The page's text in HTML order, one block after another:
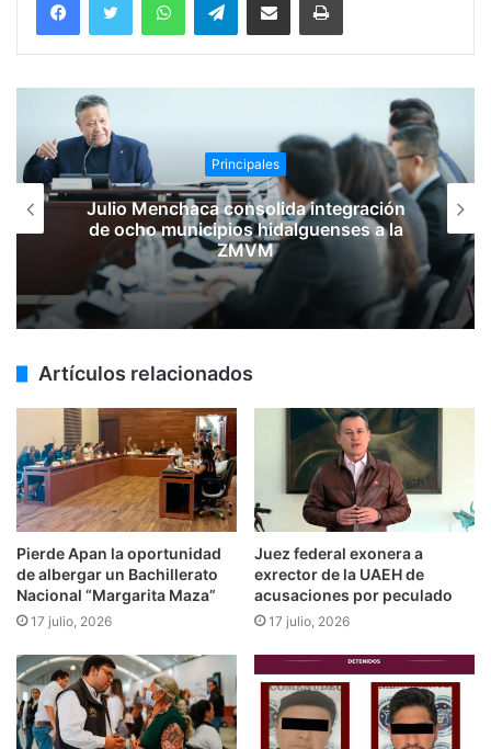
Principales
Julio Menchaca consolida integración
de ocho municipios hidalguenses a la
ZMVM
Artículos relacionados
Pierde Apan la oportunidad
de albergar un Bachillerato
Nacional “Margarita Maza”
17 julio, 2026
Juez federal exonera a
exrector de la UAEH de
acusaciones por peculado
17 julio, 2026